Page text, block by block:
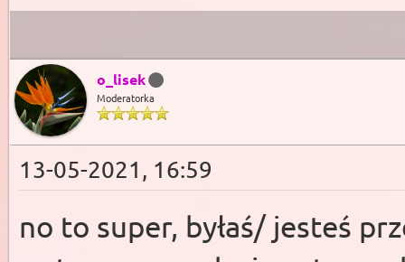
o_lisek
Moderatorka
13-05-2021, 16:59
no to super, byłaś/ jesteś